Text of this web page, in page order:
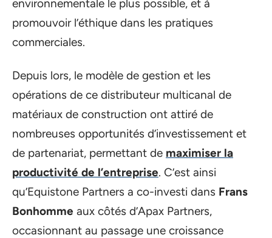
environnementale le plus possible, et à
promouvoir l’éthique dans les pratiques
commerciales.
Depuis lors, le modèle de gestion et les
opérations de ce distributeur multicanal de
matériaux de construction ont attiré de
nombreuses opportunités d’investissement et
de partenariat, permettant de maximiser la
productivité de l’entreprise. C’est ainsi
qu’Equistone Partners a co-investi dans Frans
Bonhomme aux côtés d’Apax Partners,
occasionnant au passage une croissance